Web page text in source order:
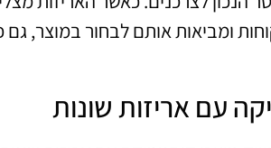
ומביאות אותם לבחור במוצר, גם
עם אריזות שונות